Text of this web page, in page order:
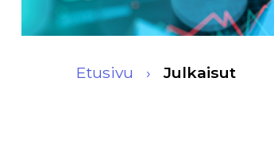
Etusivu Julkaisut